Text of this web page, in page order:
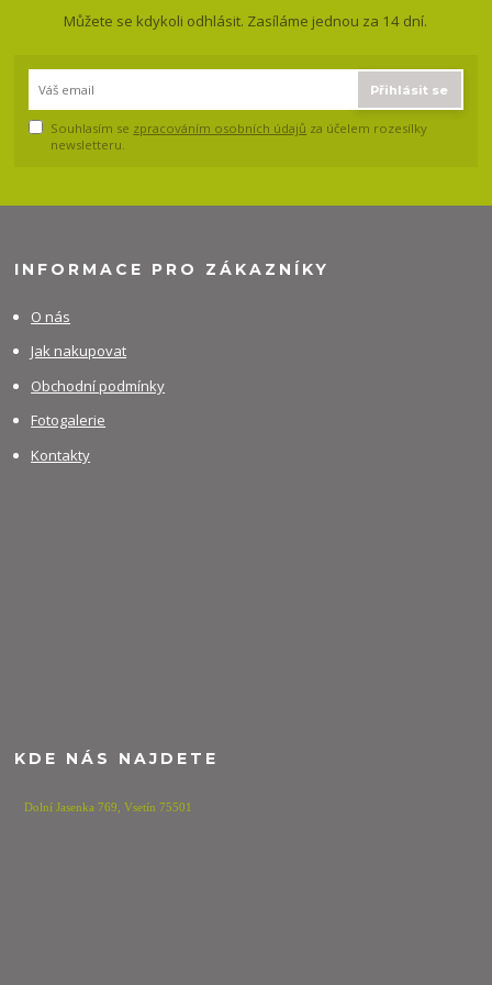
Můžete se kdykoli odhlásit. Zasíláme jednou za 14 dní.
Přihlásit se
Souhlasím se zpracováním osobních údajů za účelem rozesílky
newsletteru.
INFORMACE PRO ZÁKAZNÍKY
O nás
Jak nakupovat
Obchodní podmínky
Fotogalerie
Kontakty
KDE NÁS NAJDETE
Dolní Jasenka 769,Vsetín 75501